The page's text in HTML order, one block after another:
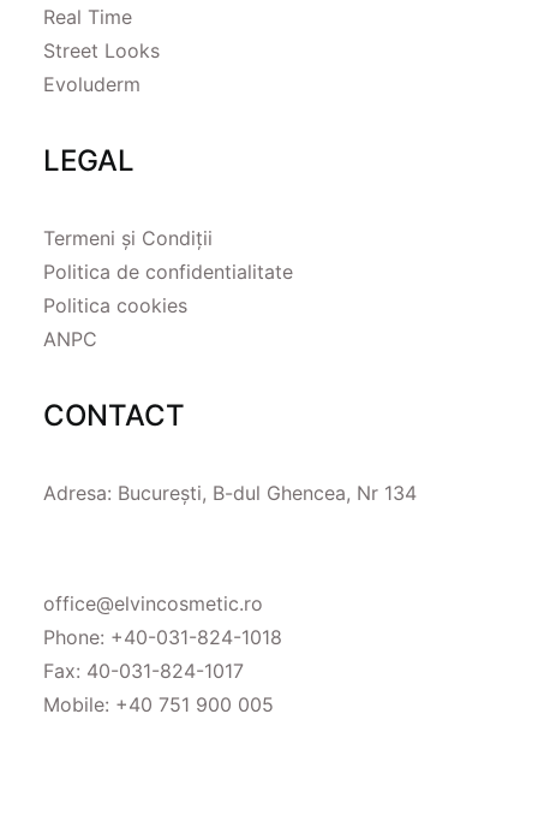
Real Time
Street Looks
Evoluderm
LEGAL
Termeni și Condiții
Politica de confidentialitate
Politica cookies
ANPC
CONTACT
Adresa: București, B-dul Ghencea, Nr 134
office@elvincosmetic.ro
Phone: +40-031-824-1018
Fax: 40-031-824-1017
Mobile: +40 751 900 005